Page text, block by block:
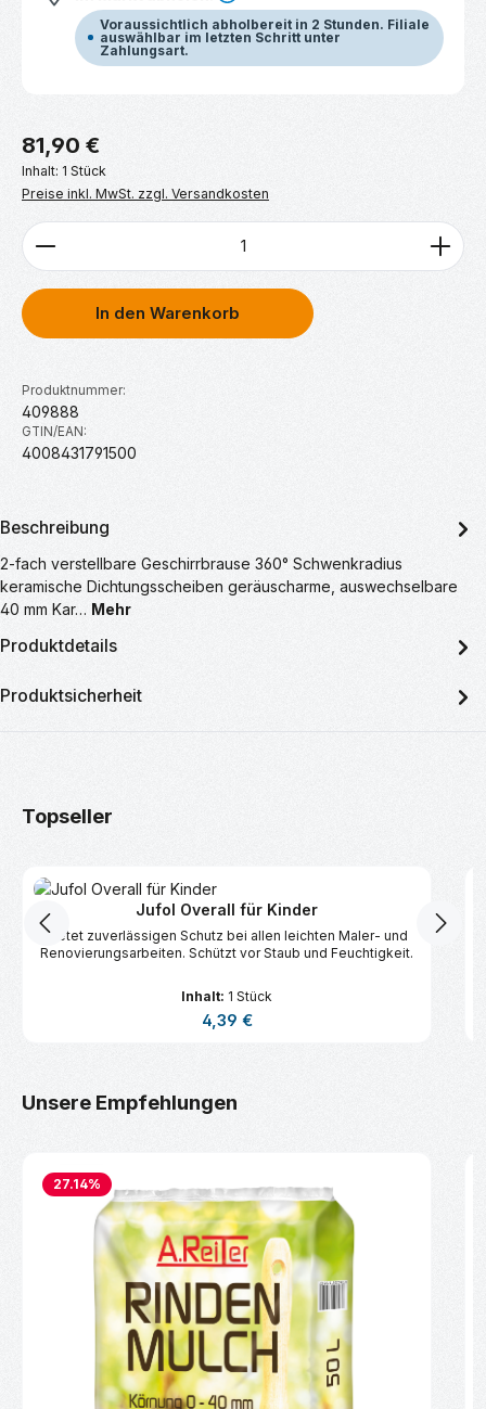
Voraussichtlich abholbereit in 2 Stunden. Filiale
auswählbar im letzten Schritt unter
Zahlungsart.
Regulärer Preis:
81,90 €
Inhalt: 1 Stück
Preise inkl. MwSt. zzgl. Versandkosten
Produkt Anzahl: Gib den gewünschten Wert ein
In den Warenkorb
Produktnummer:
409888
GTIN/EAN:
4008431791500
Beschreibung
2-fach verstellbare Geschirrbrause 360° Schwenkradius
keramische Dichtungsscheiben geräuscharme, auswechselbare
40 mm Kar… Mehr
Produktdetails
Produktsicherheit
Produktgalerie überspringen
Topseller
Jufol Overall für Kinder
Bietet zuverlässigen Schutz bei allen leichten Maler- und
Renovierungsarbeiten. Schützt vor Staub und Feuchtigkeit.
Inhalt: 1 Stück
Regulärer Preis:
4,39 €
Produktgalerie überspringen
Unsere Empfehlungen
27.14%